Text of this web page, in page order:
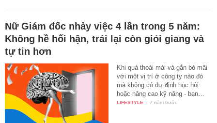
Nữ Giám đốc nhảy việc 4 lần trong 5 năm:
Không hề hối hận, trái lại còn giỏi giang và
tự tin hơn
Khi quá thoải mái và gắn bó mãi
với một vị trí ở công ty nào đó
mà không có dự định học hỏi
hoặc nâng cao kỹ năng - bạn…
LIFESTYLE - 7 năm trước